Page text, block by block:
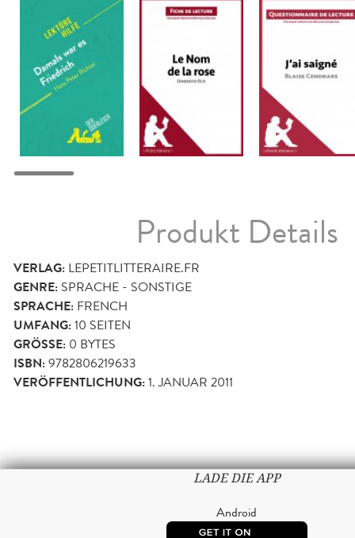
Produkt Details
VERLAG: LEPETITLITTERAIRE.FR
GENRE: SPRACHE - SONSTIGE
SPRACHE: FRENCH
UMFANG:10 SEITEN
GRÖSSE: 0 BYTES
ISBN:9782806219633
VERÖFFENTLICHUNG:1. JANUAR 2011
LADE DIE APP
Android